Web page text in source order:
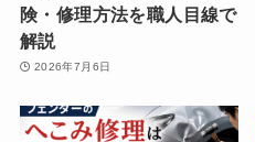
険・修理方法を職人目線で
解説
2026年7月6日